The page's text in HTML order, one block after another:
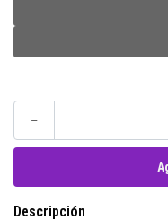
-
Descripción